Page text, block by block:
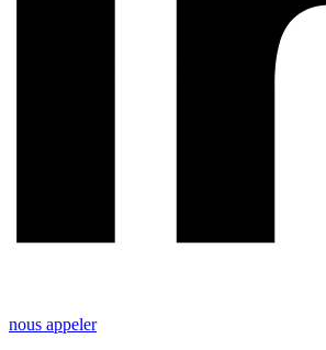
nous appeler